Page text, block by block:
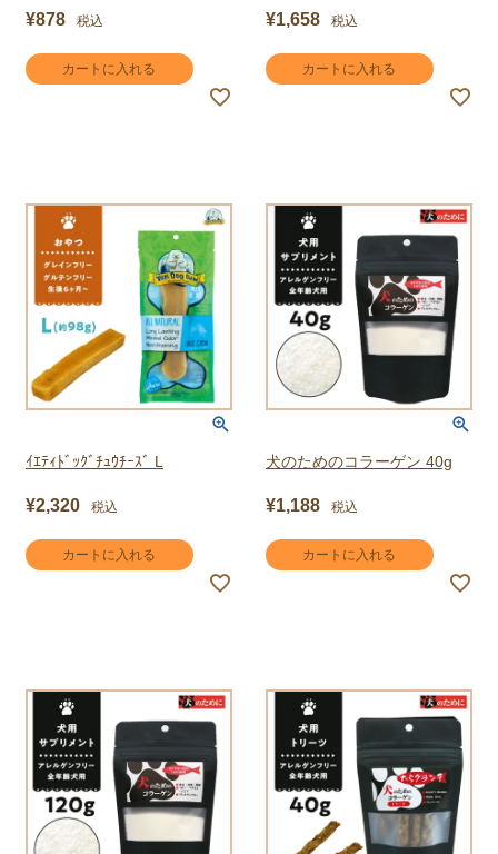
¥878 税込
カートに入れる
¥1,658 税込
カートに入れる
ｲｴﾃｨﾄﾞｯｸﾞﾁｭｳﾁｰｽﾞ L
¥2,320 税込
カートに入れる
犬のためのコラーゲン 40g
¥1,188 税込
カートに入れる